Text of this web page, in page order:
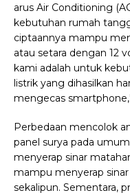
arus Air Conditioning
kebutuhan rumah
ciptaannya mampu
atau setara dengan 12
kami adalah untuk
listrik yang dihasilkan
mengecas
Perbedaan mencolok
panel surya pada
menyerap sinar
mampu menyerap
sekalipun. Sementara,